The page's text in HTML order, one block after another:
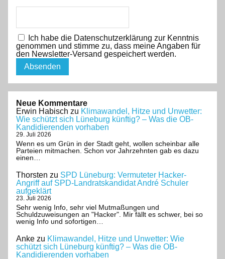
Ich habe die Datenschutzerklärung zur Kenntnis
genommen und stimme zu, dass meine Angaben für
den Newsletter-Versand gespeichert werden.
Neue Kommentare
Erwin Habisch zu Klimawandel, Hitze und Unwetter:
Wie schützt sich Lüneburg künftig? – Was die OB-
Kandidierenden vorhaben
29. Juli 2026
Wenn es um Grün in der Stadt geht, wollen scheinbar alle
Parteien mitmachen. Schon vor Jahrzehnten gab es dazu
einen…
Thorsten zu SPD Lüneburg: Vermuteter Hacker-
Angriff auf SPD-Landratskandidat André Schuler
aufgeklärt
23. Juli 2026
Sehr wenig Info, sehr viel Mutmaßungen und
Schuldzuweisungen an "Hacker". Mir fällt es schwer, bei so
wenig Info und sofortigen…
Anke zu Klimawandel, Hitze und Unwetter: Wie
schützt sich Lüneburg künftig? – Was die OB-
Kandidierenden vorhaben